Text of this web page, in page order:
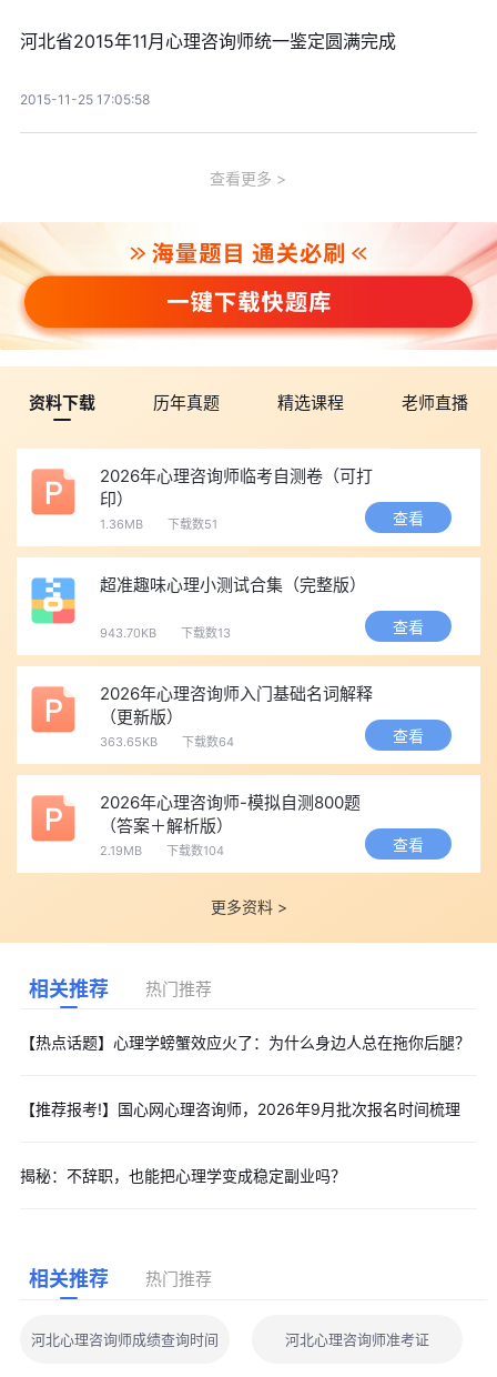
河北省2015年11月心理咨询师统一鉴定圆满完成
2015-11-25 17:05:58
查看更多
资料下载 历年真题 精选课程 老师直播
2026年心理咨询师临考自测卷（可打
印）
1.36MB 下载数51 查看
超准趣味心理小测试合集（完整版）
943.70KB 下载数13 查看
2026年心理咨询师入门基础名词解释
（更新版）
363.65KB 下载数64 查看
2026年心理咨询师-模拟自测800题
（答案＋解析版）
2.19MB 下载数104 查看
更多资料 >
相关推荐 热门推荐
【热点话题】心理学螃蟹效应火了：为什么身边人总在拖你后腿？
【推荐报考!】国心网心理咨询师，2026年9月批次报名时间梳理
揭秘：不辞职，也能把心理学变成稳定副业吗？
相关推荐 热门推荐
河北心理咨询师成绩查询时间 河北心理咨询师准考证